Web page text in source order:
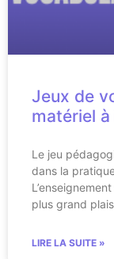
Jeux de
matériel
Le jeu
dans la
plus grand
LIRE LA SUITE »